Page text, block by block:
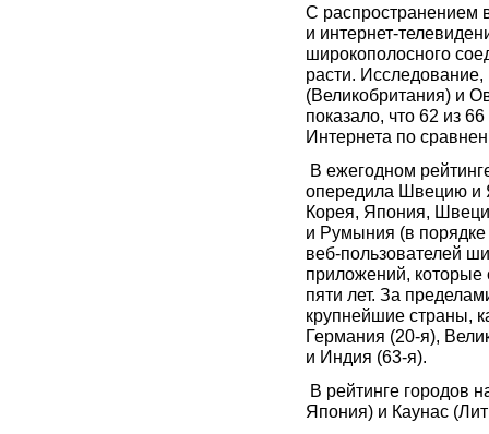
С распространением
и интернет-
широкополосного
расти.
(Великобритания) и
показало, что 62 из
Интернета по
В ежегодном
опередила Швецию и
Корея, Япония,
и Румыния (в
веб-пользователей
приложений, которые
пяти лет. За
крупнейшие страны,
Германия (20-я),
и Индия (63-я).
В рейтинге городов
Япония) и Каунас